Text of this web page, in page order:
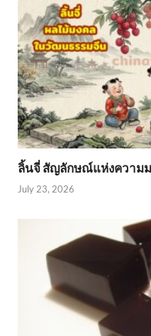
ลิ้นจี่ สัญลักษณ์แห่งความ
July 23, 2026